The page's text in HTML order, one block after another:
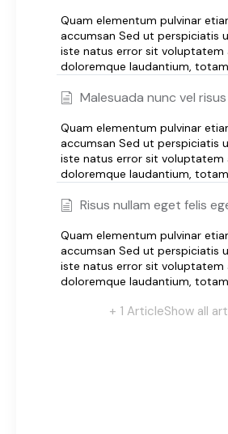
Quam elementum pulvinar
accumsan Sed ut perspiciatis
iste natus error sit voluptatem
doloremque laudantium,
Malesuada nunc vel risus
Quam elementum pulvinar
accumsan Sed ut perspiciatis
iste natus error sit voluptatem
doloremque laudantium,
Risus nullam eget felis
Quam elementum pulvinar
accumsan Sed ut perspiciatis
iste natus error sit voluptatem
doloremque laudantium,
+ 1 ArticleShow all